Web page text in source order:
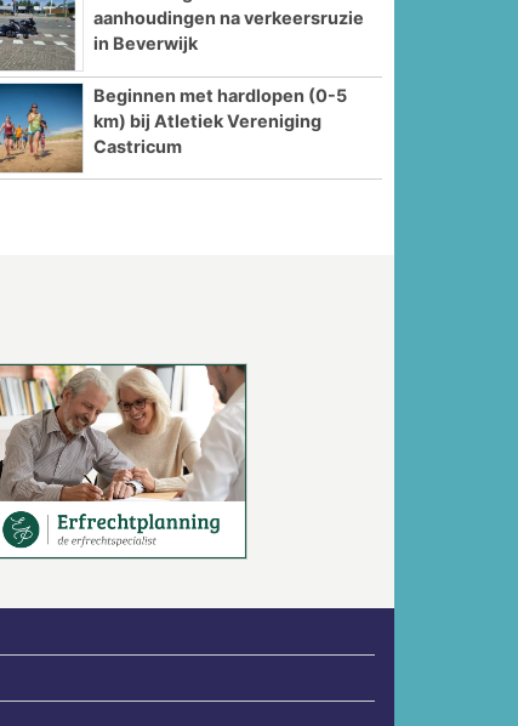
aanhoudingen na verkeersruzie
in Beverwijk
Beginnen met hardlopen (0-5
km) bij Atletiek Vereniging
Castricum